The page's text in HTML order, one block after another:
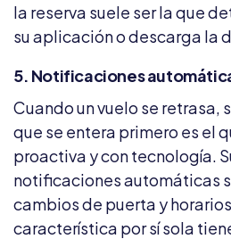
la reserva suele ser la que
su aplicación o descarga la
5. Notificaciones
Cuando un vuelo se retrasa,
que se entera primero es el
proactiva y con tecnología.
notificaciones automáticas
cambios de puerta y
característica por sí sola